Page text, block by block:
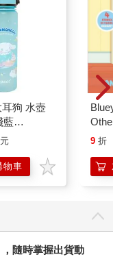
狗 水壺
藍
元
物車
9 折
隨時掌握出貨動